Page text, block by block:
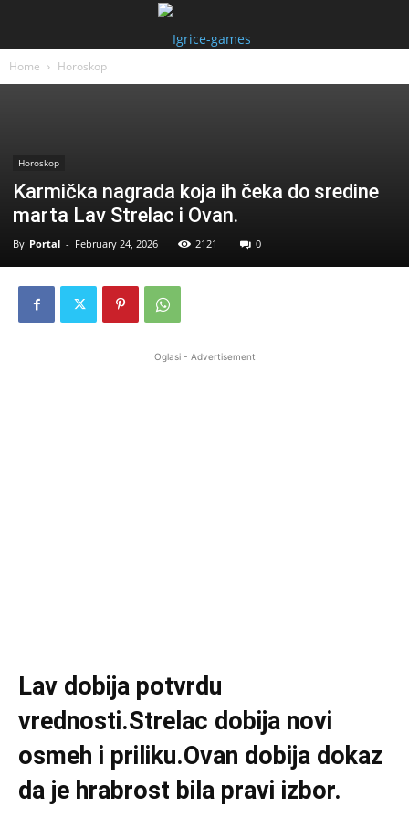
Home Horoskop
Horoskop
Karmička nagrada koja ih čeka do sredine
marta Lav Strelac i Ovan.
By Portal - February 24, 2026 2121 0
Oglasi - Advertisement
Lav dobija potvrdu
vrednosti.Strelac dobija novi
osmeh i priliku.Ovan dobija dokaz
da je hrabrost bila pravi izbor.